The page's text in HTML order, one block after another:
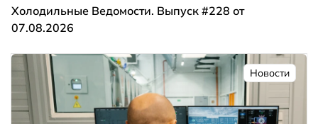
Холодильные Ведомости. Выпуск #228 от
07.08.2026
Новости